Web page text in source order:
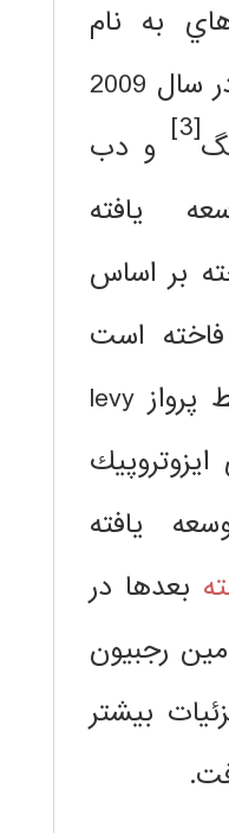
به نام
است كه در سال 2009
[3]
و دب
يافته
بر اساس
فاخته است
.اين الگوريتم توسط پرواز levy
يافته
بعدها در
رامين رجبيون
بيشتر